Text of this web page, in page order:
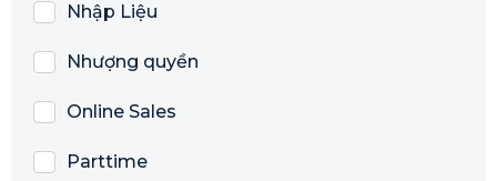
Nhập Liệu
Nhượng quyền
Online Sales
Parttime